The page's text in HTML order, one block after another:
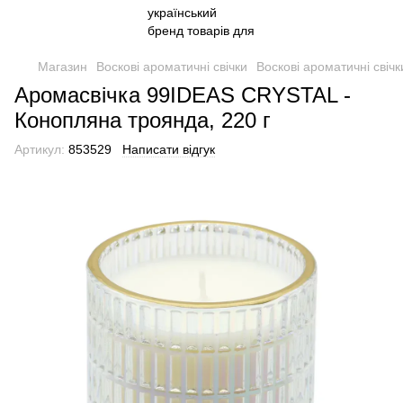
Магазин Воскові ароматичні свічки Воскові ароматичні
Аромасвічка 99IDEAS CRYSTAL -
Конопляна троянда, 220 г
Артикул: 853529 Написати відгук